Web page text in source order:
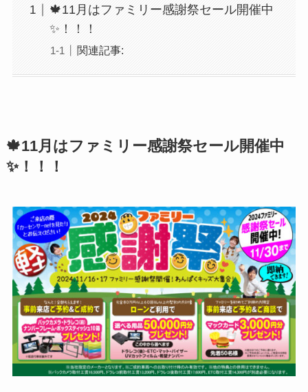
🍁11月はファミリー感謝祭セール開催中
✨！！！
関連記事:
🍁11月はファミリー感謝祭セール開催中
✨！！！